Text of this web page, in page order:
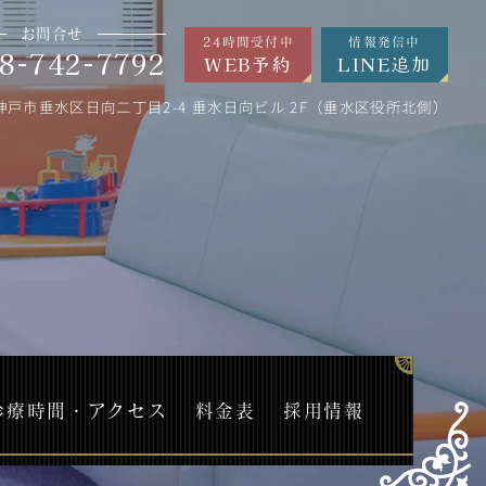
お問合せ
742-7792
24時間受付中
WEB予約
情報発信中
LINE追加
戸市垂水区日向二丁目2-4 垂水日向ビル 2F（垂水区役所北側）
療時間・アクセス 料金表 採用情報